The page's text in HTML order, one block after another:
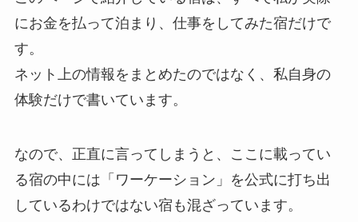
にお金を払って泊まり、仕事をしてみた宿だけで
す。
ネット上の情報をまとめたのではなく、私自身の
体験だけで書いています。
なので、正直に言ってしまうと、ここに載ってい
る宿の中には「ワーケーション」を公式に打ち出
しているわけではない宿も混ざっています。